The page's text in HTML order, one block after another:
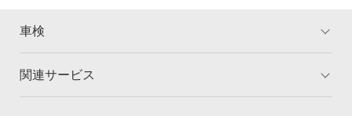
車検
トップ
関連サービス